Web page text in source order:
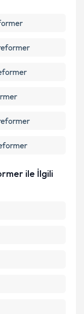
belirtilen
ile İlgili